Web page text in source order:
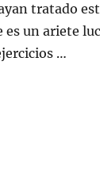
tratado
es un ariete
…